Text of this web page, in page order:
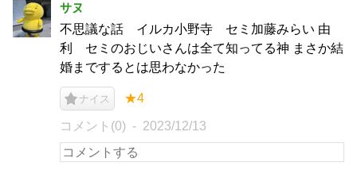
サヌ
不思議な話 イルカ小野寺 セミ加藤みらい 由
利 セミのおじいさんは全て知ってる神 まさか結
婚までするとは思わなかった
ナイス ★4
コメント(0) 2023/12/13